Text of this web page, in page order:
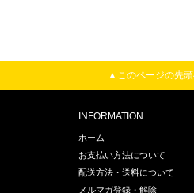
▲このページの先
INFORMATION
ホーム
お支払い方法について
配送方法・送料について
メルマガ登録・解除